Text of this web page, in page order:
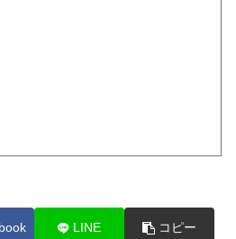
LINE コピー